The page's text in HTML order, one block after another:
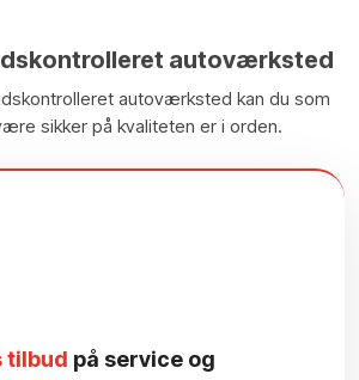
autoværksted
autoværksted kan du som
sikker på kvaliteten er i orden.
tilbud på service og